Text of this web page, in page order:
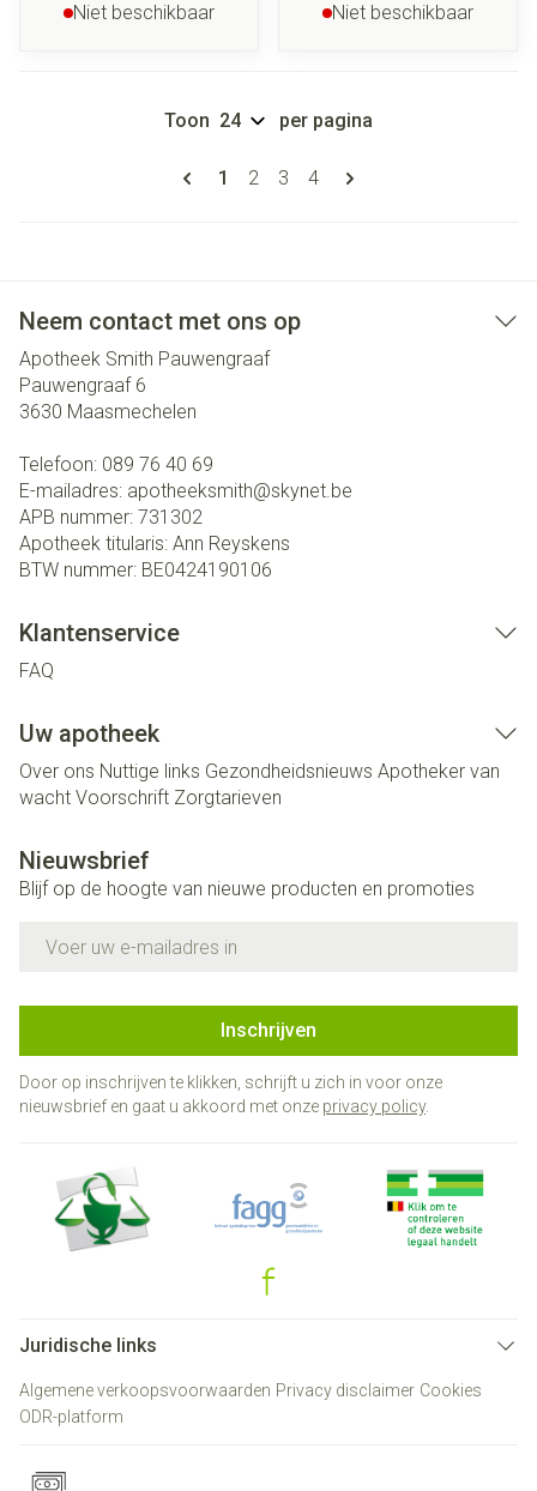
Niet beschikbaar Niet beschikbaar
Pagina's
U lees momenteel pagina
1 Pagina
2 Pagina
3 Pagina
4
Toon per pagina
Neem contact met ons op
Apotheek Smith Pauwengraaf
Pauwengraaf 6
3630 Maasmechelen
Telefoon: 089 76 40 69
E-mailadres: apotheeksmith@skynet.be
APB nummer: 731302
Apotheek titularis: Ann Reyskens
BTW nummer: BE0424190106
Klantenservice
FAQ
Uw apotheek
Over ons Nuttige links Gezondheidsnieuws Apotheker van
wacht Voorschrift Zorgtarieven
Nieuwsbrief
Blijf op de hoogte van nieuwe producten en promoties
Inschrijven
Door op inschrijven te klikken, schrijft u zich in voor onze
nieuwsbrief en gaat u akkoord met onze privacy policy.
Juridische links
Algemene verkoopsvoorwaarden Privacy disclaimer Cookies
ODR-platform